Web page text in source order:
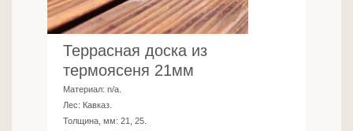
Террасная доска из
термоясеня 21мм
Материал: n/a
Лес: Кавказ
Толщина, мм: 21, 25